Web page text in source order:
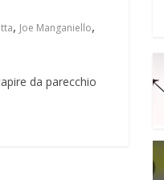
, Joe Manganiello,
da parecchio